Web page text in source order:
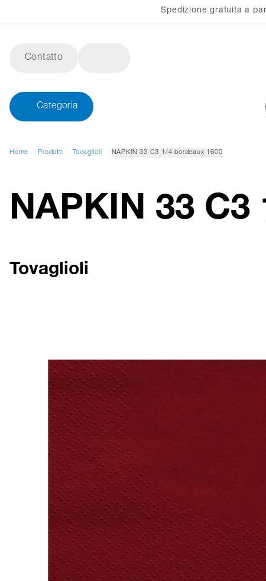
Spedizione gratuita a
Contatto
Categoria
Home Prodotti Tovaglioli NAPKIN 33 C3 1/4 bordeaux 1600
NAPKIN 33
Tovaglioli